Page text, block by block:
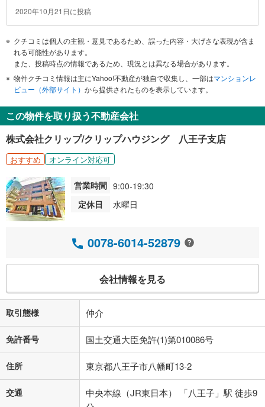
す。
2020年10月21日に投稿
クチコミは個人の主観・意見であるため、誤った内容・大げさな表現が含ま
れる可能性があります。
また、投稿時点の情報であるため、現況とは異なる場合があります。
物件クチコミ情報は主にYahoo!不動産が独自で収集し、一部はマンションレ
ビュー（外部サイト） から提供されたものを表示しています。
この物件を取り扱う不動産会社
株式会社クリップ/クリップハウジング 八王子支店
おすすめ オンライン対応可
営業時間 9:00-19:30
定休日
水曜日
0078-6014-52879
会社情報を見る
取引態様 仲介
免許番号 国土交通大臣免許(1)第010086号
住所 東京都八王子市八幡町13-2
交通
中央本線（JR東日本） 「八王子」駅 徒歩9